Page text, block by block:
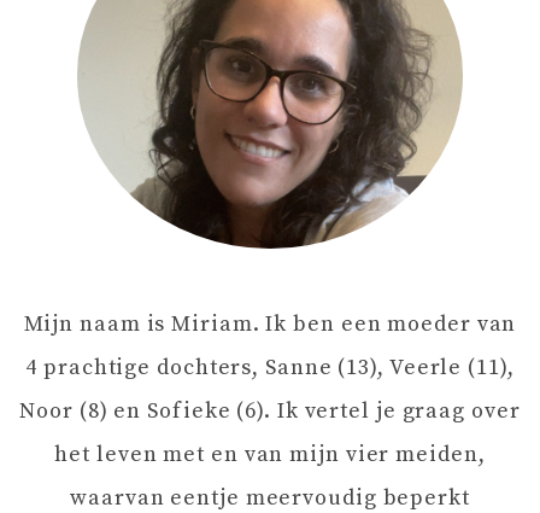
V
I
Mijn naam is Miriam. Ik ben een moeder van
4 prachtige dochters, Sanne (13), Veerle (11),
Noor (8) en Sofieke (6). Ik vertel je graag over
het leven met en van mijn vier meiden,
waarvan eentje meervoudig beperkt